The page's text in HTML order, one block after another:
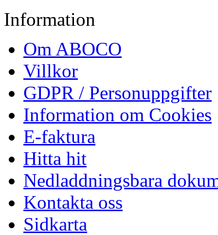
Information
Om ABOCO
Villkor
GDPR / Personuppgifter
Information om Cookies
E-faktura
Hitta hit
Nedladdningsbara
Kontakta oss
Sidkarta